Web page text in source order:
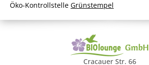
Öko-Kontrollstelle Grünstempel
GmbH
Cracauer Str. 66